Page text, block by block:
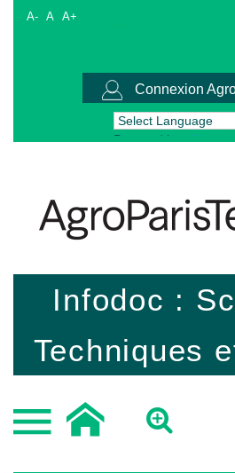
A- A A+
Connexion
Powered by
Infodoc :
Techniques